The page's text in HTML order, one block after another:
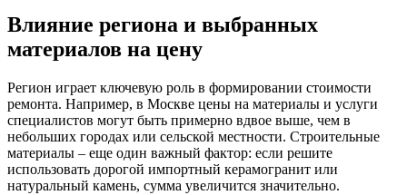
Влияние региона и выбранных
материалов на цену
Регион играет ключевую роль в формировании стоимости
ремонта. Например, в Москве цены на материалы и услуги
специалистов могут быть примерно вдвое выше, чем в
небольших городах или сельской местности. Строительные
материалы – еще один важный фактор: если решите
использовать дорогой импортный керамогранит или
натуральный камень, сумма увеличится значительно.